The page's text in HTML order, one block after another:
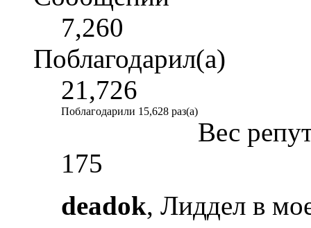
7,260
Поблагодарил(а)
21,726
Поблагодарили 15,628 раз(а)
Вес
175
deadok, Лиддел в